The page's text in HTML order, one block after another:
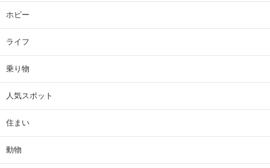
ホビー
ライフ
乗り物
人気スポット
住まい
動物